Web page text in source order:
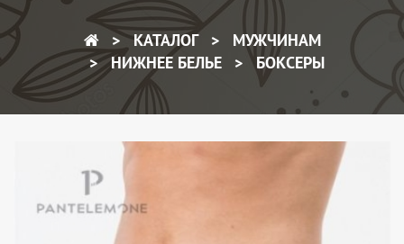
КАТАЛОГ
МУЖЧИНАМ
НИЖНЕЕ БЕЛЬЕ
БОКСЕРЫ